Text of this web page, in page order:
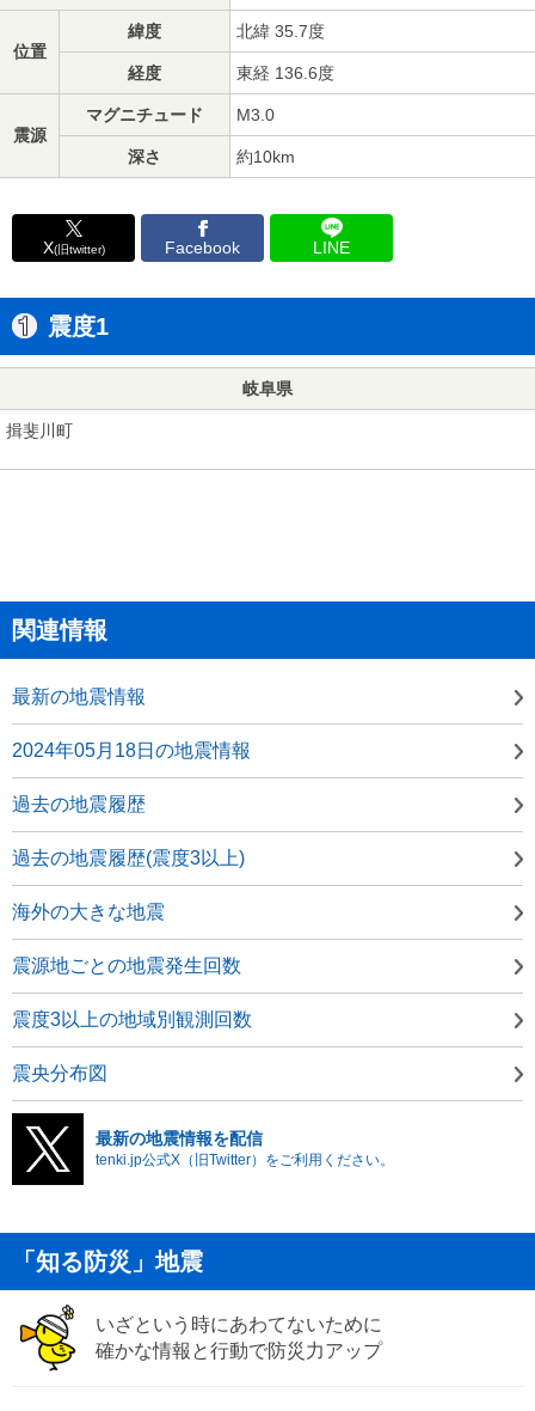
位置
緯度 北緯 35.7度
経度 東経 136.6度
震源
マグニチュード M3.0
深さ 約10km
X(旧twitter) Facebook LINE
震度1
岐阜県
揖斐川町
関連情報
最新の地震情報
2024年05月18日の地震情報
過去の地震履歴
過去の地震履歴(震度3以上)
海外の大きな地震
震源地ごとの地震発生回数
震度3以上の地域別観測回数
震央分布図
最新の地震情報を配信
tenki.jp公式X（旧Twitter）をご利用ください。
「知る防災」地震
いざという時にあわてないために
確かな情報と行動で防災力アップ